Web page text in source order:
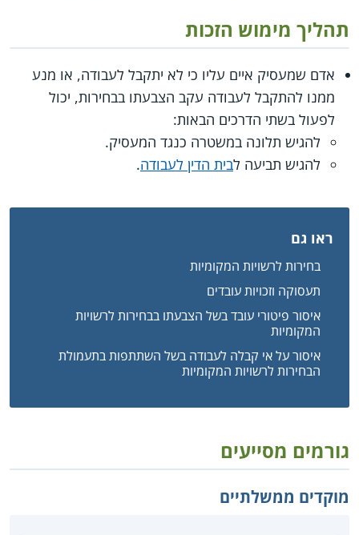
תהליך מימוש הזכות
אדם שמעסיק איים עליו כי לא יתקבל לעבודה, או מנע
ממנו להתקבל לעבודה עקב הצבעתו בבחירות, יכול
לפעול בשתי הדרכים הבאות:
להגיש תלונה במשטרה כנגד המעסיק.
להגיש תביעה לבית הדין לעבודה.
ראו גם
בחירות לרשויות המקומיות
תעסוקה וזכויות עובדים
איסור פיטורי עובד בשל הצבעתו בבחירות לרשויות
המקומיות
איסור על אי קבלה לעבודה בשל השתתפות בתעמולת
הבחירות לרשויות המקומיות
גורמים מסייעים
מוקדים ממשלתיים